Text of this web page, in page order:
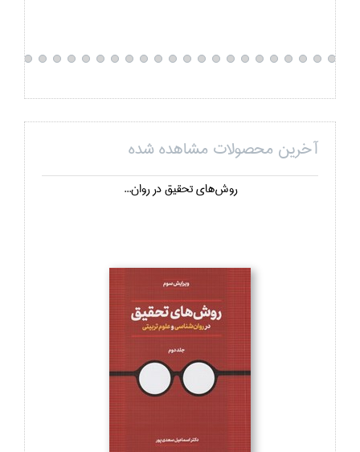
آخرین محصولات مشاهده شده
روش‌هاي تحقيق در روان...